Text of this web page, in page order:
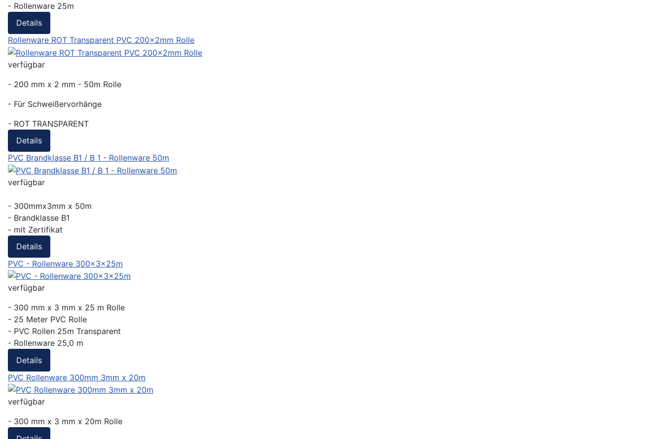
- Rollenware 25m
Details
Rollenware ROT Transparent PVC 200x2mm Rolle
verfügbar
- 200 mm x 2 mm - 50m Rolle
- Für Schweißervorhänge
- ROT TRANSPARENT
Details
PVC Brandklasse B1 / B 1 - Rollenware 50m
verfügbar
- 300mmx3mm x 50m
- Brandklasse B1
- mit Zertifikat
Details
PVC - Rollenware 300x3x25m
verfügbar
- 300 mm x 3 mm x 25 m Rolle
- 25 Meter PVC Rolle
- PVC Rollen 25m Transparent
- Rollenware 25,0 m
Details
PVC Rollenware 300mm 3mm x 20m
verfügbar
- 300 mm x 3 mm x 20m Rolle